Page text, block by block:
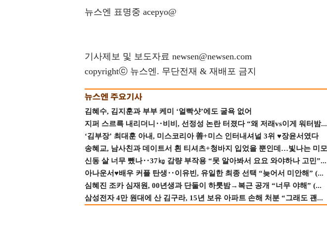
뉴스엔 표명중 acepyo@
기사제보 및 보도자료 newsen@newsen.com
copyrightⓒ 뉴스엔. 무단전재 & 재배포 금지
김혜수, 김지훈과 부부 케미 ‘얼빡샷’에도 굴욕 없어
지퍼 스르륵 내리더니‥비비, 선정성 논란 터졌다 “왜 저래vs이게 워터밤...
‘김부장’ 최대훈 아내, 미스코리아 善+미스 인터내셔널 3위 ♥장윤서였다
송혜교, 남사친과 데이트서 흰 티셔츠+청바지 입었을 뿐인데…빛나는 미모
신동 살 너무 뺐나‥37㎏ 감량 부작용 “못 알아봐서 요요 와야하나 고민”...
아나운서♥배우 커플 탄생‥이유빈, 유일한 최종 선택 “늦어서 미안해” (...
심혜진 조카 심재원, 00년생과 단둘이 하룻밤→복근 공개 “너무 야해” (...
삼성전자 4만 원대에 산 김구라, 15년 보유 아파트 손해 처분 “그래도 괜...